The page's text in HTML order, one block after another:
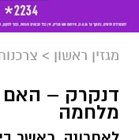
מגזין ראשון >
דנקרק – האם
מלחמה